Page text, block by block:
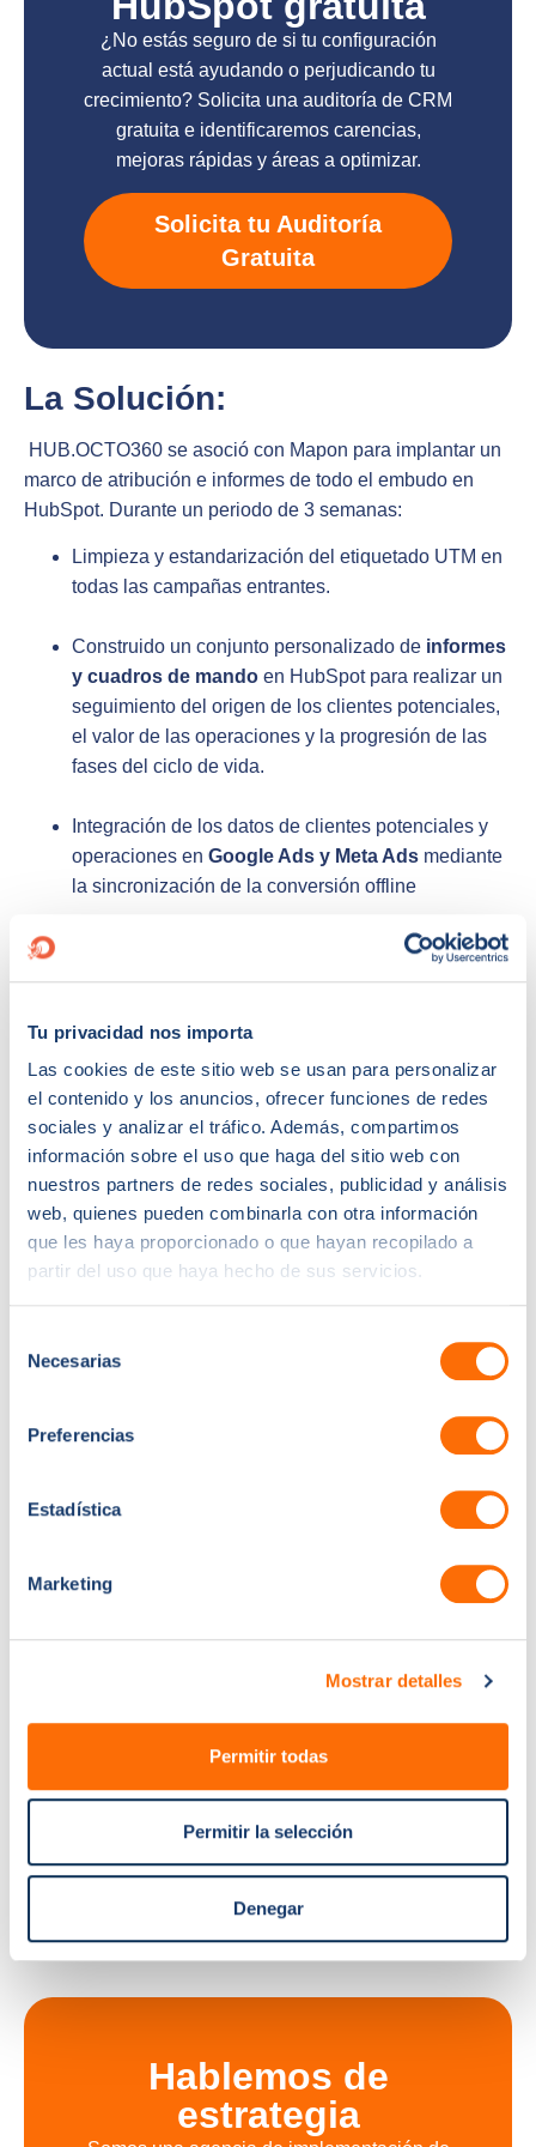
Tu privacidad nos importa
Las cookies de este sitio web se usan para personalizar
el contenido y los anuncios, ofrecer funciones de redes
sociales y analizar el tráfico. Además, compartimos
información sobre el uso que haga del sitio web con
nuestros partners de redes sociales, publicidad y análisis
web, quienes pueden combinarla con otra información
que les haya proporcionado o que hayan recopilado a
partir del uso que haya hecho de sus servicios.
Necesarias
Preferencias
Estadística
Marketing
Mostrar detalles
Permitir todas
Permitir la selección
Denegar
¿No estás seguro de si tu configuración
actual está ayudando o perjudicando tu
crecimiento? Solicita una auditoría de CRM
gratuita e identificaremos carencias,
mejoras rápidas y áreas a optimizar.
Solicita tu Auditoría
Gratuita
La Solución:
HUB.OCTO360 se asoció con Mapon para implantar un
marco de atribución e informes de todo el embudo en
HubSpot. Durante un periodo de 3 semanas:
Limpieza y estandarización del etiquetado UTM en
todas las campañas entrantes.
Construido un conjunto personalizado de informes
y cuadros de mando en HubSpot para realizar un
seguimiento del origen de los clientes potenciales,
el valor de las operaciones y la progresión de las
fases del ciclo de vida.
Integración de los datos de clientes potenciales y
operaciones en Google Ads y Meta Ads mediante
la sincronización de la conversión offline
Implementación de propiedades y flujos de trabajo
operaciones por fuente y la división entre hardware
y software.
Paneles de control en tiempo real para que los
departamentos de ventas y marketing supervisen
conjuntamente el rendimiento, segmentado por
zonas geográficas y canales.
Establezca alertas para las campañas con bajo
elevados volúmenes de clientes potenciales.
El impacto fue inmediato. Mapon se dio cuenta de que,
mientras que Meta Ads atraía a más clientes potenciales,
Google Ads conseguía acuerdos de mayor valor con
clientes potenciales cerrados con las plataformas
publicitarias, tanto Google como Meta Ads empezaron a
optimizar paraconversiones reales- no sólo formularios.
acuerdos de los canales de pago aumentó en 26% en el
El marketing y las ventas trabajan ahora a partir de una
fuente de verdad compartida, y el presupuesto
publicitario de Mapon está totalmente alineado con los
Hablemos de
estrategia